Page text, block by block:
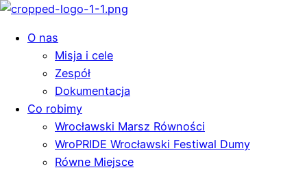
O nas
Misja i cele
Zespół
Dokumentacja
Co robimy
Wrocławski Marsz Równości
WroPRIDE Wrocławski Festiwal Dumy
Równe Miejsce